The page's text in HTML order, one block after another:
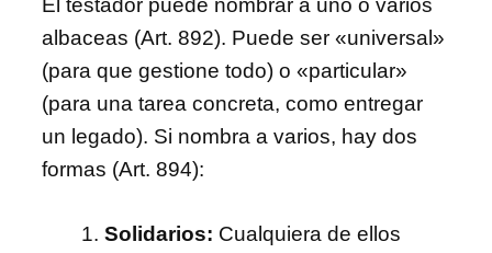
El testador puede nombrar a uno o varios
albaceas (Art. 892). Puede ser «universal»
(para que gestione todo) o «particular»
(para una tarea concreta, como entregar
un legado). Si nombra a varios, hay dos
formas (Art. 894):
Solidarios: Cualquiera de ellos